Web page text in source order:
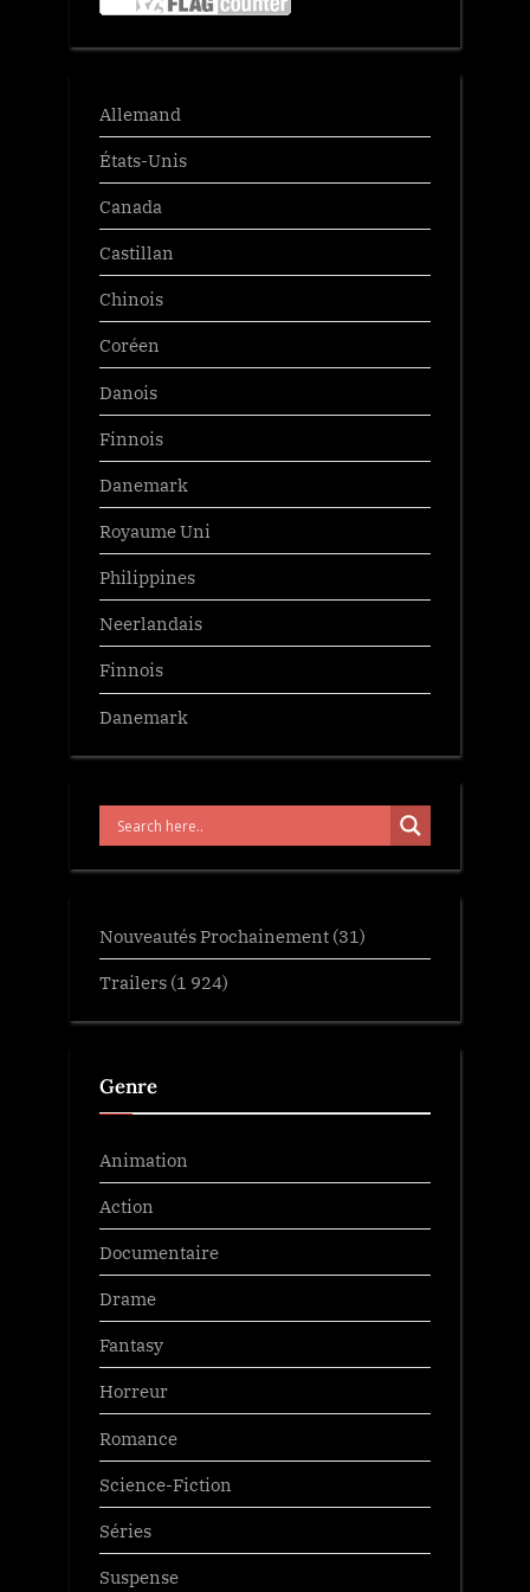
Allemand
États-Unis
Canada
Castillan
Chinois
Coréen
Danois
Finnois
Danemark
Royaume Uni
Philippines
Neerlandais
Finnois
Danemark
Nouveautés Prochainement (31)
Trailers (1 924)
Genre
Animation
Action
Documentaire
Drame
Fantasy
Horreur
Romance
Science-Fiction
Séries
Suspense